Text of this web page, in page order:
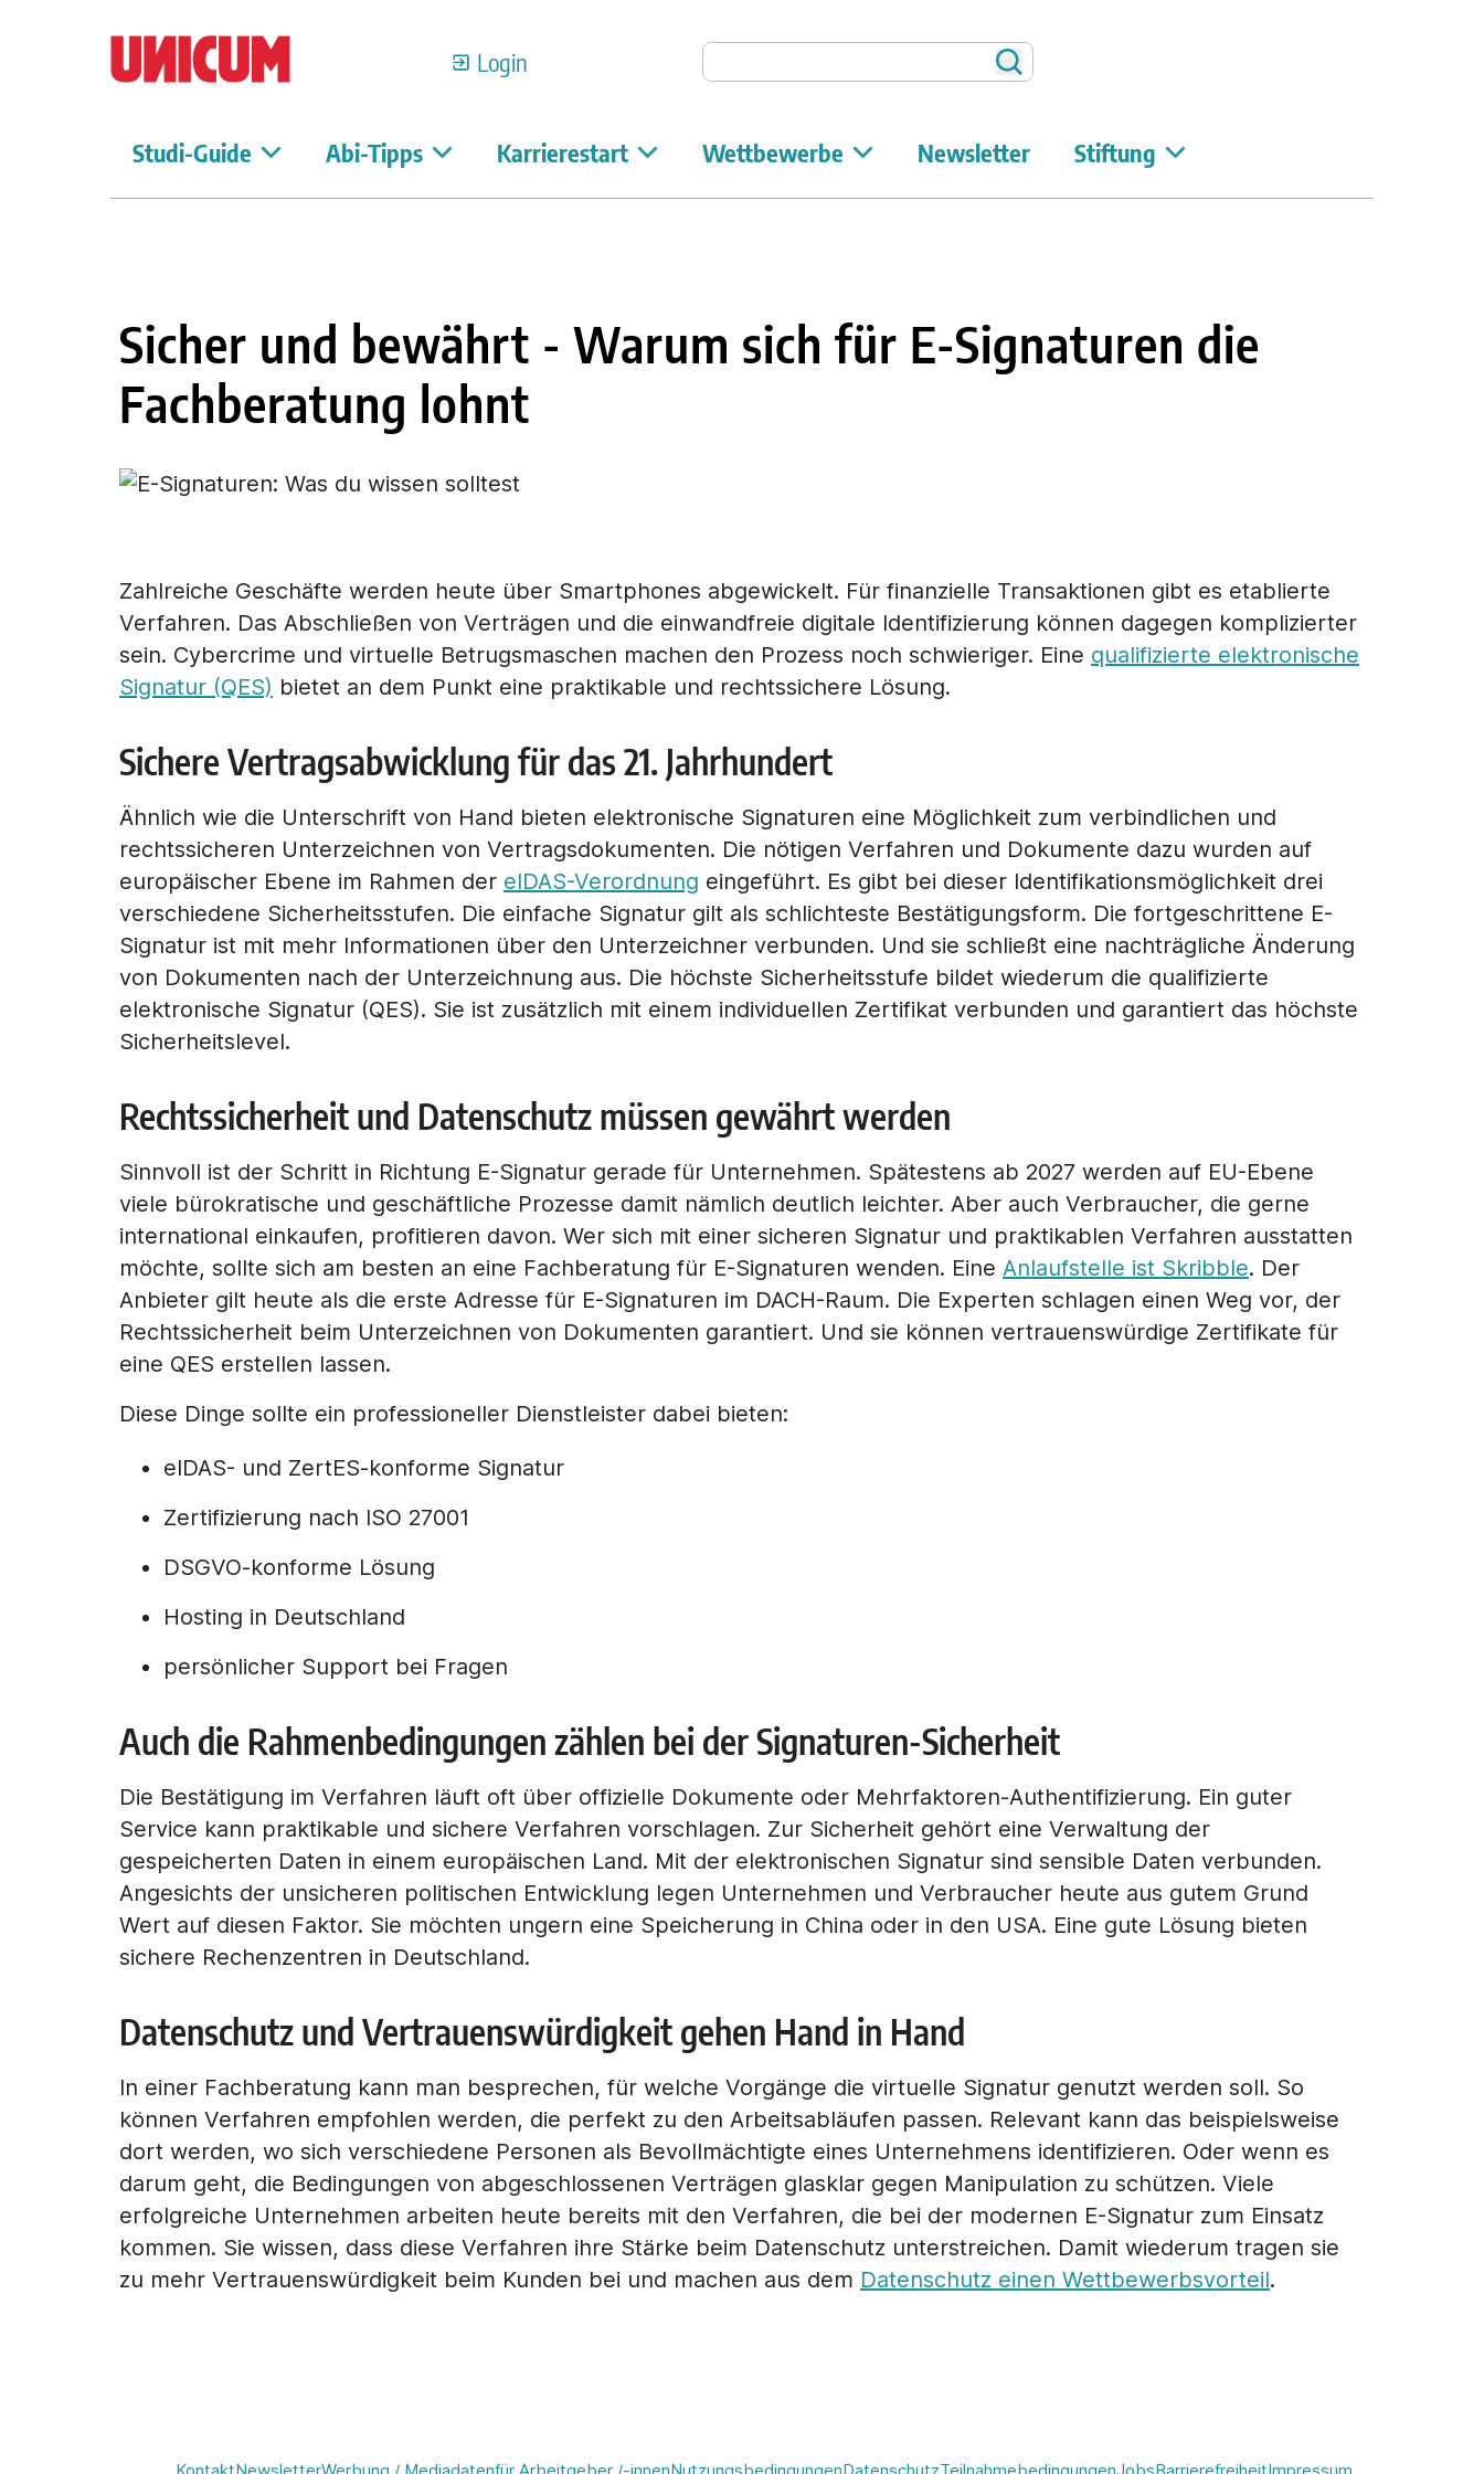
Login Auf Unicum suchen Suchen
Studi-Guide Abi-Tipps Karrierestart Wettbewerbe Newsletter Stiftung
Sicher und bewährt - Warum sich für E-Signaturen die
Fachberatung lohnt
Zahlreiche Geschäfte werden heute über Smartphones abgewickelt. Für finanzielle Transaktionen gibt es etablierte
Verfahren. Das Abschließen von Verträgen und die einwandfreie digitale Identifizierung können dagegen komplizierter
sein. Cybercrime und virtuelle Betrugsmaschen machen den Prozess noch schwieriger. Eine qualifizierte elektronische
Signatur (QES) bietet an dem Punkt eine praktikable und rechtssichere Lösung.
Sichere Vertragsabwicklung für das 21. Jahrhundert
Ähnlich wie die Unterschrift von Hand bieten elektronische Signaturen eine Möglichkeit zum verbindlichen und
rechtssicheren Unterzeichnen von Vertragsdokumenten. Die nötigen Verfahren und Dokumente dazu wurden auf
europäischer Ebene im Rahmen der eIDAS-Verordnung eingeführt. Es gibt bei dieser Identifikationsmöglichkeit drei
verschiedene Sicherheitsstufen. Die einfache Signatur gilt als schlichteste Bestätigungsform. Die fortgeschrittene E-
Signatur ist mit mehr Informationen über den Unterzeichner verbunden. Und sie schließt eine nachträgliche Änderung
von Dokumenten nach der Unterzeichnung aus. Die höchste Sicherheitsstufe bildet wiederum die qualifizierte
elektronische Signatur (QES). Sie ist zusätzlich mit einem individuellen Zertifikat verbunden und garantiert das höchste
Sicherheitslevel.
Rechtssicherheit und Datenschutz müssen gewährt werden
Sinnvoll ist der Schritt in Richtung E-Signatur gerade für Unternehmen. Spätestens ab 2027 werden auf EU-Ebene
viele bürokratische und geschäftliche Prozesse damit nämlich deutlich leichter. Aber auch Verbraucher, die gerne
international einkaufen, profitieren davon. Wer sich mit einer sicheren Signatur und praktikablen Verfahren ausstatten
möchte, sollte sich am besten an eine Fachberatung für E-Signaturen wenden. Eine Anlaufstelle ist Skribble. Der
Anbieter gilt heute als die erste Adresse für E-Signaturen im DACH-Raum. Die Experten schlagen einen Weg vor, der
Rechtssicherheit beim Unterzeichnen von Dokumenten garantiert. Und sie können vertrauenswürdige Zertifikate für
eine QES erstellen lassen.
Diese Dinge sollte ein professioneller Dienstleister dabei bieten:
eIDAS- und ZertES-konforme Signatur
Zertifizierung nach ISO 27001
DSGVO-konforme Lösung
Hosting in Deutschland
persönlicher Support bei Fragen
Auch die Rahmenbedingungen zählen bei der Signaturen-Sicherheit
Die Bestätigung im Verfahren läuft oft über offizielle Dokumente oder Mehrfaktoren-Authentifizierung. Ein guter
Service kann praktikable und sichere Verfahren vorschlagen. Zur Sicherheit gehört eine Verwaltung der
gespeicherten Daten in einem europäischen Land. Mit der elektronischen Signatur sind sensible Daten verbunden.
Angesichts der unsicheren politischen Entwicklung legen Unternehmen und Verbraucher heute aus gutem Grund
Wert auf diesen Faktor. Sie möchten ungern eine Speicherung in China oder in den USA. Eine gute Lösung bieten
sichere Rechenzentren in Deutschland.
Datenschutz und Vertrauenswürdigkeit gehen Hand in Hand
In einer Fachberatung kann man besprechen, für welche Vorgänge die virtuelle Signatur genutzt werden soll. So
können Verfahren empfohlen werden, die perfekt zu den Arbeitsabläufen passen. Relevant kann das beispielsweise
dort werden, wo sich verschiedene Personen als Bevollmächtigte eines Unternehmens identifizieren. Oder wenn es
darum geht, die Bedingungen von abgeschlossenen Verträgen glasklar gegen Manipulation zu schützen. Viele
erfolgreiche Unternehmen arbeiten heute bereits mit den Verfahren, die bei der modernen E-Signatur zum Einsatz
kommen. Sie wissen, dass diese Verfahren ihre Stärke beim Datenschutz unterstreichen. Damit wiederum tragen sie
zu mehr Vertrauenswürdigkeit beim Kunden bei und machen aus dem Datenschutz einen Wettbewerbsvorteil.